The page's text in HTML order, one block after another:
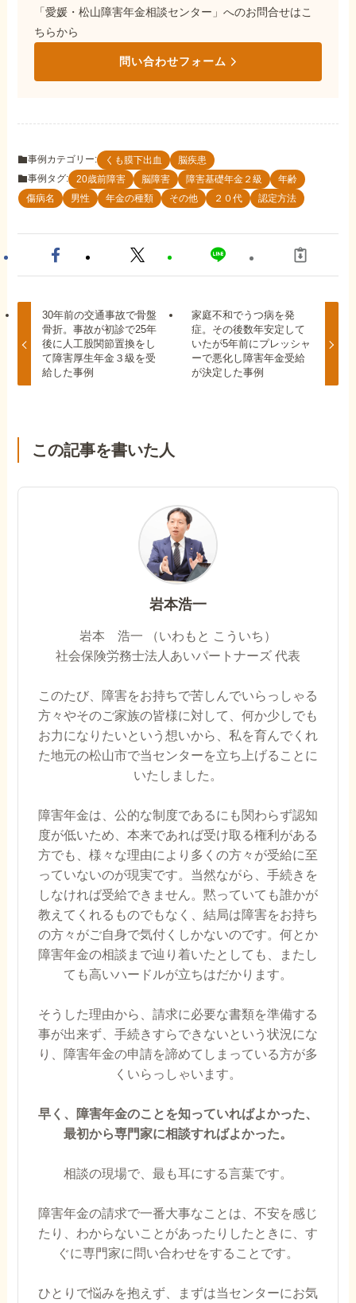
「愛媛・松山障害年金相談センター」へのお問合せはこ
ちらから
問い合わせフォーム
事例カテゴリー: くも膜下出血
脳疾患
事例タグ:
20歳前障害 脳障害 障害基礎年金２級
年齢
傷病名
男性 年金の種類 その他 ２０代 認定方法
30年前の交通事故で骨盤
骨折。事故が初診で25年
後に人工股関節置換をし
て障害厚生年金３級を受
給した事例
家庭不和でうつ病を発
症。その後数年安定して
いたが5年前にプレッシャ
ーで悪化し障害年金受給
が決定した事例
この記事を書いた人
岩本浩一
岩本 浩一 （いわもと こういち）
社会保険労務士法人あいパートナーズ 代表
このたび、障害をお持ちで苦しんでいらっしゃる
方々やそのご家族の皆様に対して、何か少しでも
お力になりたいという想いから、私を育んでくれ
た地元の松山市で当センターを立ち上げることに
いたしました。
障害年金は、公的な制度であるにも関わらず認知
度が低いため、本来であれば受け取る権利がある
方でも、様々な理由により多くの方々が受給に至
っていないのが現実です。当然ながら、手続きを
しなければ受給できません。黙っていても誰かが
教えてくれるものでもなく、結局は障害をお持ち
の方々がご自身で気付くしかないのです。何とか
障害年金の相談まで辿り着いたとしても、またし
ても高いハードルが立ちはだかります。
そうした理由から、請求に必要な書類を準備する
事が出来ず、手続きすらできないという状況にな
り、障害年金の申請を諦めてしまっている方が多
くいらっしゃいます。
早く、障害年金のことを知っていればよかった、
最初から専門家に相談すればよかった。
相談の現場で、最も耳にする言葉です。
障害年金の請求で一番大事なことは、不安を感じ
たり、わからないことがあったりしたときに、す
ぐに専門家に問い合わせをすることです。
ひとりで悩みを抱えず、まずは当センターにお気